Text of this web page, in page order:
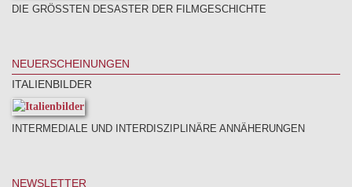
DIE GRÖSSTEN DESASTER DER FILMGESCHICHTE
NEUERSCHEINUNGEN
ITALIENBILDER
INTERMEDIALE UND INTERDISZIPLINÄRE ANNÄHERUNGEN
NEWSLETTER